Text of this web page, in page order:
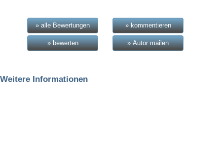
» alle Bewertungen » kommentieren
» bewerten » Autor mailen
Weitere Informationen